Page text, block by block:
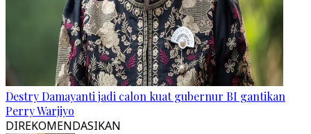
Destry Damayanti jadi calon kuat gubernur BI gantikan
Perry Warjiyo
DIREKOMENDASIKAN